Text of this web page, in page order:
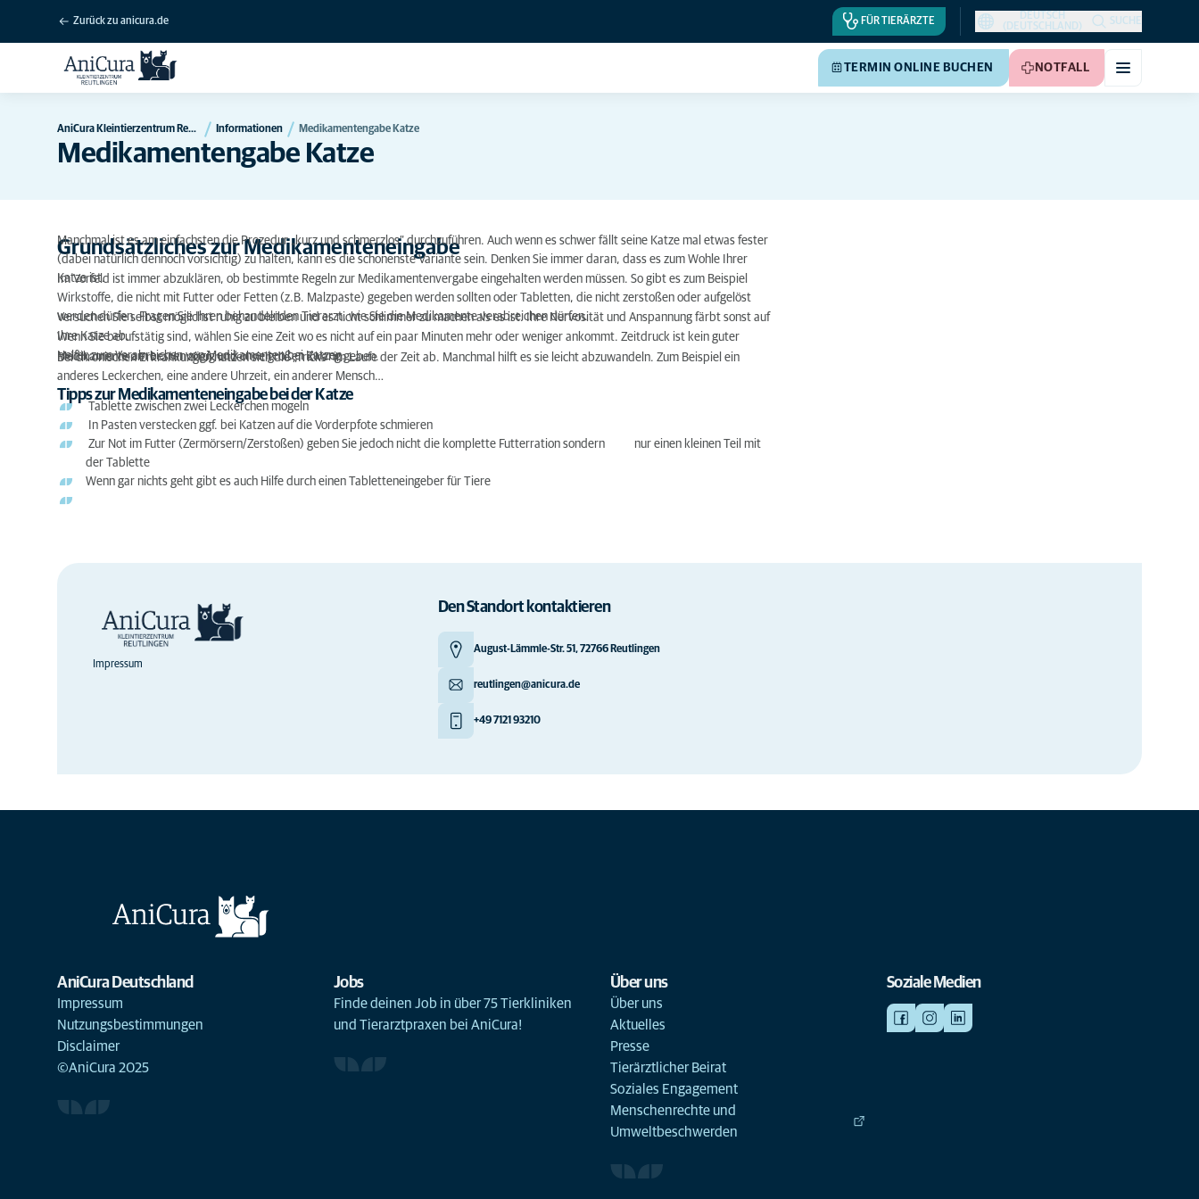
Zurück zu anicura.de FÜR TIERÄRZTE
DEUTSCH
(DEUTSCHLAND)
SUCHE
TERMIN ONLINE BUCHEN NOTFALL
AniCura Kleintierzentrum Reutlingen Informationen Medikamentengabe Katze
Medikamentengabe Katze
Grundsätzliches zur Medikamenteneingabe
Manchmal ist es am einfachsten die Prozedur „kurz und schmerzlos“ durchzuführen. Auch wenn es schwer fällt seine Katze mal etwas fester
(dabei natürlich dennoch vorsichtig) zu halten, kann es die schonenste Variante sein. Denken Sie immer daran, dass es zum Wohle Ihrer
Katze ist.
Im Vorfeld ist immer abzuklären, ob bestimmte Regeln zur Medikamentenvergabe eingehalten werden müssen. So gibt es zum Beispiel
Wirkstoffe, die nicht mit Futter oder Fetten (z.B. Malzpaste) gegeben werden sollten oder Tabletten, die nicht zerstoßen oder aufgelöst
werden dürfen. Fragen Sie Ihren behandelnden Tierarzt, wie Sie die Medikamente verabreichen dürfen.
Versuchen Sie selbst möglichst ruhig zu bleiben und es nicht schlimmer zu machen als es ist. Ihre Nervosität und Anspannung färbt sonst auf
Ihre Katze ab.
Wenn Sie berufstätig sind, wählen Sie eine Zeit wo es nicht auf ein paar Minuten mehr oder weniger ankommt. Zeitdruck ist kein guter
Helfer zum Verabreichen von Medikamenten bei Katzen.
Medikamente am besten zügig und ohne großen Zwang geben.
Bei chronischen Erkrankungen nutzen sich die „Tricks“ im Laufe der Zeit ab. Manchmal hilft es sie leicht abzuwandeln. Zum Beispiel ein
anderes Leckerchen, eine andere Uhrzeit, ein anderer Mensch…
Tipps zur Medikamenteneingabe bei der Katze
Tablette zwischen zwei Leckerchen mogeln
In Pasten verstecken ggf. bei Katzen auf die Vorderpfote schmieren
Zur Not im Futter (Zermörsern/Zerstoßen) geben Sie jedoch nicht die komplette Futterration sondern nur einen kleinen Teil mit
der Tablette
Wenn gar nichts geht gibt es auch Hilfe durch einen Tabletteneingeber für Tiere
Impressum
Den Standort kontaktieren
August-Lämmle-Str. 51, 72766 Reutlingen
reutlingen@anicura.de
+49 7121 93210
AniCura Deutschland
Impressum
Nutzungsbestimmungen
Disclaimer
©AniCura 2025
Jobs
Finde deinen Job in über 75 Tierkliniken
und Tierarztpraxen bei AniCura!
Über uns
Über uns
Aktuelles
Presse
Tierärztlicher Beirat
Soziales Engagement
Menschenrechte und
Umweltbeschwerden
Soziale Medien